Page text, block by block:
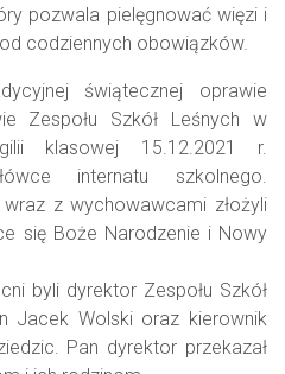
pozwala pielęgnować więzi i
codziennych obowiązków.
świątecznej oprawie
Zespołu Szkół Leśnych w
klasowej 15.12.2021 r.
internatu szkolnego.
z wychowawcami złożyli
się Boże Narodzenie i Nowy
byli dyrektor Zespołu Szkół
Jacek Wolski oraz kierownik
Pan dyrektor przekazał